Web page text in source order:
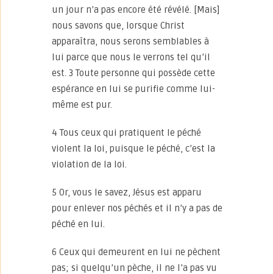
un jour n’a pas encore été révélé. [Mais]
nous savons que, lorsque Christ
apparaîtra, nous serons semblables à
lui parce que nous le verrons tel qu’il
est. 3 Toute personne qui possède cette
espérance en lui se purifie comme lui-
même est pur.
4 Tous ceux qui pratiquent le péché
violent la loi, puisque le péché, c’est la
violation de la loi.
5 Or, vous le savez, Jésus est apparu
pour enlever nos péchés et il n’y a pas de
péché en lui.
6 Ceux qui demeurent en lui ne pèchent
pas; si quelqu’un pèche, il ne l’a pas vu